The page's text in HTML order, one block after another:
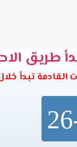
طريق
-